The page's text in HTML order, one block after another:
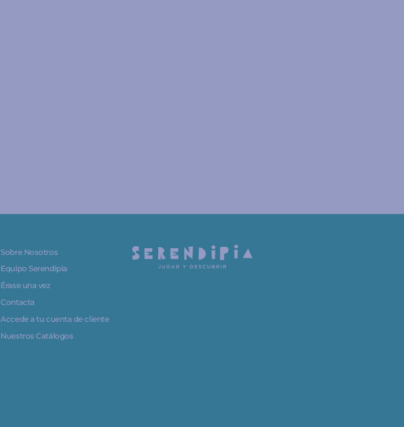
Sobre Nosotros
Equipo Serendipia
Érase una vez
Contacta
Accede a tu cuenta de cliente
Nuestros Catálogos